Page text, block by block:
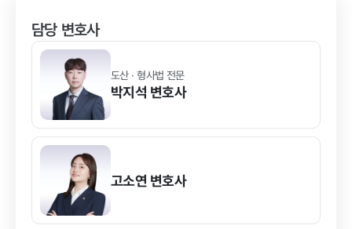
담당 변호사
도산 · 형사법 전문
박지석 변호사
고소연 변호사